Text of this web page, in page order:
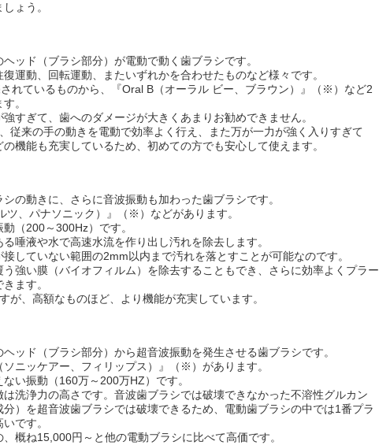
ょう。
ッド（ブラシ部分）が電動で動く歯ブラシです。
運動、回転運動、またいずれかを合わせたものなど様々です。
れているものから、『Oral B（オーラル ビー、ブラウン）』（※）など2
。
すぎて、歯へのダメージが大きくあまりお勧めできません。
従来の手の動きを電動で効率よく行え、また万が一力が強く入りすぎて
機能も充実しているため、初めての方でも安心して使えます。
の動きに、さらに音波振動も加わった歯ブラシです。
ツ、パナソニック）』（※）などがあります。
（200～300Hz）です。
唾液や水で高速水流を作り出し汚れを除去します。
していない範囲の2mm以内まで汚れを落とすことが可能なのです。
う強い膜（バイオフィルム）を除去することもでき、さらに効率よくプラー
ます。
が、高額なものほど、より機能が充実しています。
ッド（ブラシ部分）から超音波振動を発生させる歯ブラシです。
ニッケアー、フィリップス）』（※）があります。
い振動（160万～200万HZ）です。
洗浄力の高さです。音波歯ブラシでは破壊できなかった不溶性グルカン
分）を超音波歯ブラシでは破壊できるため、電動歯ブラシの中では1番プラ
です。
概ね15,000円～と他の電動ブラシに比べて高価です。